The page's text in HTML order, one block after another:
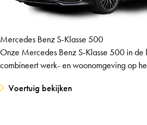
Mercedes Benz S-Klasse 500
Onze Mercedes Benz S-Klasse 500 in de
combineert werk- en woonomgeving op
Voertuig bekijken